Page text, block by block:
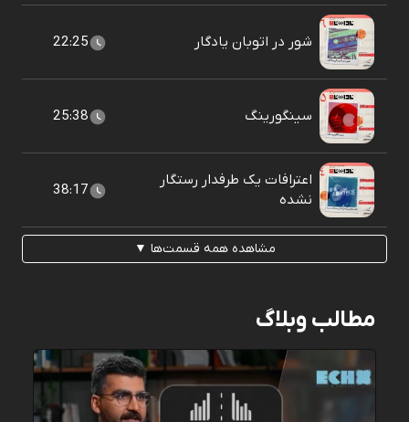
شور در اتوبان يادگار 22:25
سينگورينگ 25:38
اعترافات یک طرفدار رستگار
نشده
38:17
مشاهده همه قسمت‌ها ▼
مطالب وبلاگ